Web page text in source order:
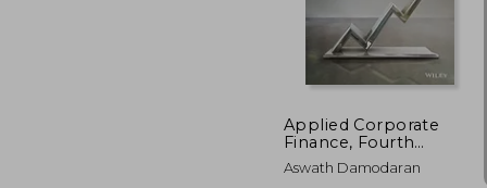
Applied Corporate
Finance, Fourth
Edition (en Inglés)
Aswath Damodaran